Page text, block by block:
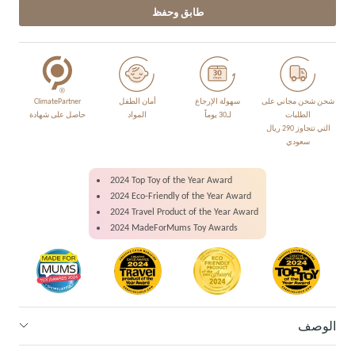
طابق وحفظ
شحن شحن مجاني على
الطلبات
التي تتجاوز 290 ريال
سعودي
سهولة الإرجاع
لـ30 يوماً
أمان الطفل
المواد
ClimatePartner
حاصل على شهادة
2024 Top Toy of the Year Award
2024 Eco-Friendly of the Year Award
2024 Travel Product of the Year Award
2024 MadeForMums Toy Awards
الوصف